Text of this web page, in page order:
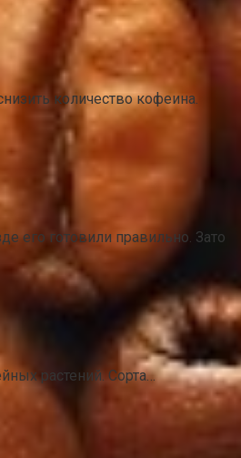
количество кофеина.
его готовили правильно. Зато
растений. Сорта…